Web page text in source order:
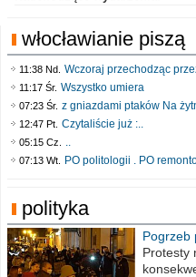
włocławianie piszą
11:38 Nd. Wczoraj przechodząc
11:17 Śr. Wszystko umiera
07:23 Śr. z gniazdami ptaków Na
12:47 Pt. Czytaliście już :..
05:15 Cz. ..
07:13 Wt. PO politologii . PO
polityka
Pogrzeb
Protesty